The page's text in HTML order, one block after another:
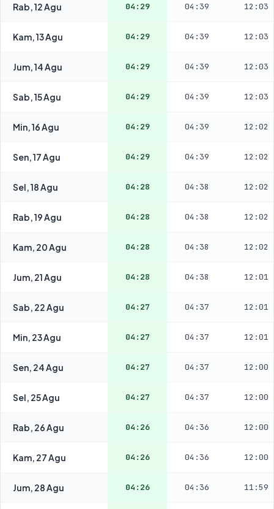
Rab, 12 Agu 04:29 04:39 12:03
Kam, 13 Agu 04:29 04:39 12:03
Jum, 14 Agu 04:29 04:39 12:03
Sab, 15 Agu 04:29 04:39 12:03
Min, 16 Agu 04:29 04:39 12:02
Sen, 17 Agu 04:29 04:39 12:02
Sel, 18 Agu 04:28 04:38 12:02
Rab, 19 Agu 04:28 04:38 12:02
Kam, 20 Agu 04:28 04:38 12:02
Jum, 21 Agu 04:28 04:38 12:01
Sab, 22 Agu 04:27 04:37 12:01
Min, 23 Agu 04:27 04:37 12:01
Sen, 24 Agu 04:27 04:37 12:00
Sel, 25 Agu 04:27 04:37 12:00
Rab, 26 Agu 04:26 04:36 12:00
Kam, 27 Agu 04:26 04:36 12:00
Jum, 28 Agu 04:26 04:36 11:59